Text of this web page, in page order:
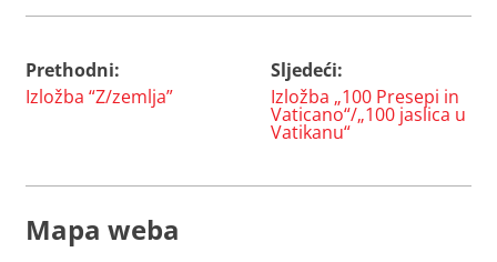
Navigacija
Prethodni:
Izložba “Z/zemlja”
Sljedeći:
Izložba „100 Presepi in
Vaticano“/„100 jaslica u
Vatikanu“
Mapa weba